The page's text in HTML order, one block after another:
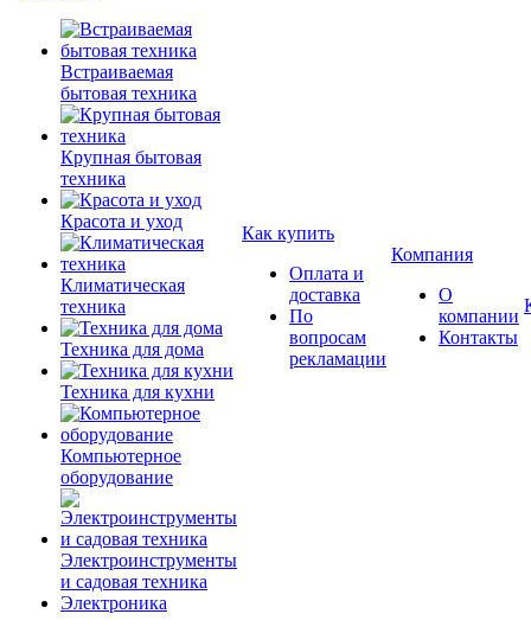
Встраиваемая
бытовая техника
Крупная бытовая
техника
Красота и уход
Климатическая
техника
Техника для дома
Техника для кухни
Компьютерное
оборудование
Электроинструменты
и садовая техника
Электроника
Как купить
Оплата и
доставка
По
вопросам
рекламации
Компания
О
компании
Контакты